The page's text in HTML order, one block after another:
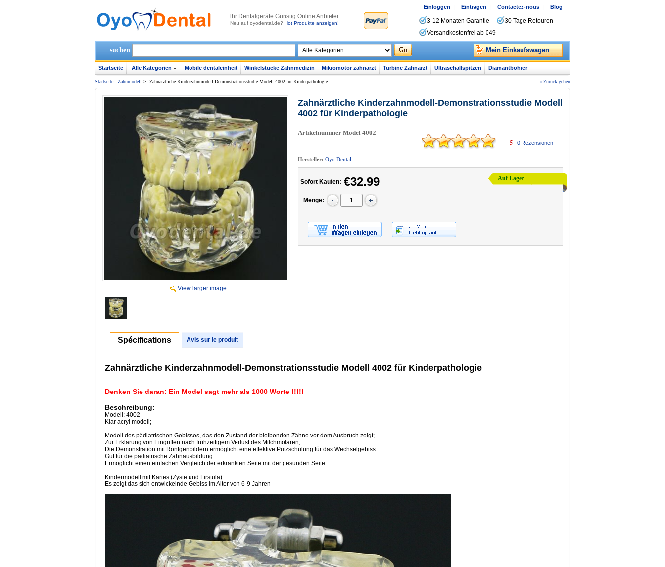
lhr Dentalgeräte Günstig Online Anbieter
Neu auf oyodental.de? Hot Produkte anzeigen!
Einloggen | Eintragen | Contactez-nous | Blog
3-12 Monaten Garantie
30 Tage Retouren
Versandkostenfrei ab €49
suchen Mein Einkaufswagen
Startseite Alle Kategorien Mobile dentaleinheit Winkelstücke Zahnmedizin Mikromotor zahnarzt Turbine Zahnarzt Ultraschallspitzen Diamantbohrer
Startseite - Zahnmodelle> Zahnärztliche Kinderzahnmodell-Demonstrationsstudie Modell 4002 für Kinderpathologie « Zurück gehen
View larger image
Zahnärztliche Kinderzahnmodell-Demonstrationsstudie Modell
4002 für Kinderpathologie
Artikelnummer Model 4002
5 0Rezensionen
Hersteller: Oyo Dental
Auf Lager
Sofort Kaufen: €32.99
Menge:
Spécifications Avis sur le produit
Zahnärztliche Kinderzahnmodell-Demonstrationsstudie Modell 4002 für Kinderpathologie
Denken Sie daran: Ein Model sagt mehr als 1000 Worte !!!!!
Beschreibung:
Modell: 4002
Klar acryl modell;
Modell des pädiatrischen Gebisses, das den Zustand der bleibenden Zähne vor dem Ausbruch zeigt;
Zur Erklärung von Eingriffen nach frühzeitigem Verlust des Milchmolaren;
Die Demonstration mit Röntgenbildern ermöglicht eine effektive Putzschulung für das Wechselgebiss.
Gut für die pädiatrische Zahnausbildung
Ermöglicht einen einfachen Vergleich der erkrankten Seite mit der gesunden Seite.
Kindermodell mit Karies (Zyste und Firstula)
Es zeigt das sich entwickelnde Gebiss im Alter von 6-9 Jahren